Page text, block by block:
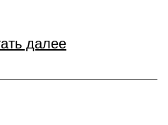
далее